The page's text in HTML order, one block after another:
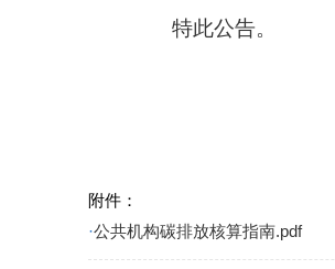
特此公告。
附件：
·公共机构碳排放核算指南.pdf